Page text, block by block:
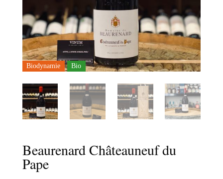
Biodynamie Bio
Beaurenard Châteauneuf du
Pape